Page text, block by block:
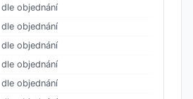
dle objednání
dle objednání
dle objednání
dle objednání
dle objednání